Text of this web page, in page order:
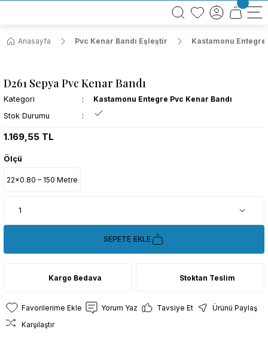
BÜTÜN ALIŞVERİŞLERİNİZDE KARGO BEDAVA!
TÜRKİYE GENELİNDE 10.000 MÜŞTERİ REFERANSI
Anasayfa
Pvc Kenar Bandı Eşleştir Kastamonu Entegre
D261 Sepya Pvc Kenar Bandı
Kategori
Kastamonu Entegre Pvc Kenar Bandı
Stok Durumu
1.169,55 TL
Ölçü
22x0.80 – 150 Metre
SEPETE EKLE
Kargo Bedava Stoktan Teslim
Yorum Yaz Tavsiye Et
Ürünü Paylaş
Karşılaştır